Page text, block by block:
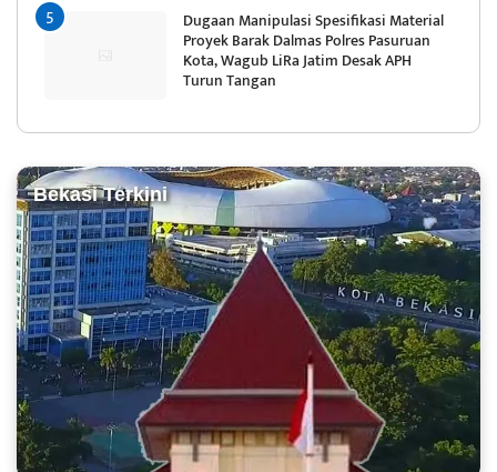
Dugaan Manipulasi Spesifikasi Material
Proyek Barak Dalmas Polres Pasuruan
Kota, Wagub LiRa Jatim Desak APH
Turun Tangan
Bekasi Terkini